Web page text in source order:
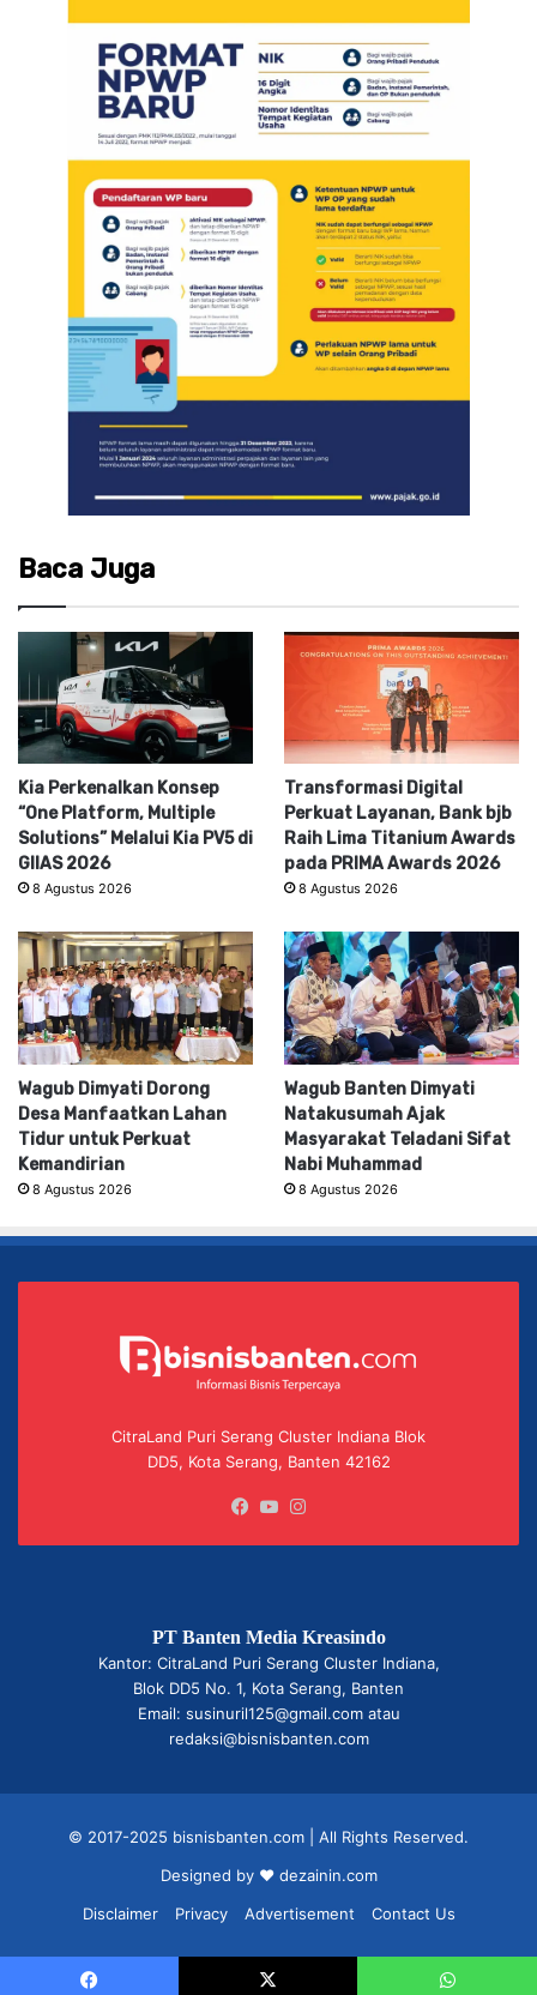
Baca Juga
Kia Perkenalkan Konsep
“One Platform, Multiple
Solutions” Melalui Kia PV5 di
GIIAS 2026
8 Agustus 2026
Transformasi Digital
Perkuat Layanan, Bank bjb
Raih Lima Titanium Awards
pada PRIMA Awards 2026
8 Agustus 2026
Wagub Dimyati Dorong
Desa Manfaatkan Lahan
Tidur untuk Perkuat
Kemandirian
8 Agustus 2026
Wagub Banten Dimyati
Natakusumah Ajak
Masyarakat Teladani Sifat
Nabi Muhammad
8 Agustus 2026
CitraLand Puri Serang Cluster Indiana Blok
DD5, Kota Serang, Banten 42162
Facebook
YouTube
PT Banten Media Kreasindo
Kantor: CitraLand Puri Serang Cluster Indiana,
Blok DD5 No. 1, Kota Serang, Banten
Email: susinuril125@gmail.com atau
redaksi@bisnisbanten.com
© 2017-2025 bisnisbanten.com | All Rights Reserved.
Designed by ❤ dezainin.com
Disclaimer
Privacy Advertisement Contact Us